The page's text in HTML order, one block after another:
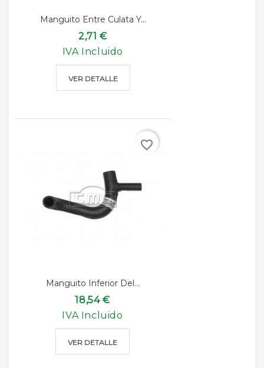
Manguito Entre Culata Y...
2,71 €
IVA Incluido
VER DETALLE
Manguito Inferior Del...
18,54 €
IVA Incluido
VER DETALLE
favorite_border